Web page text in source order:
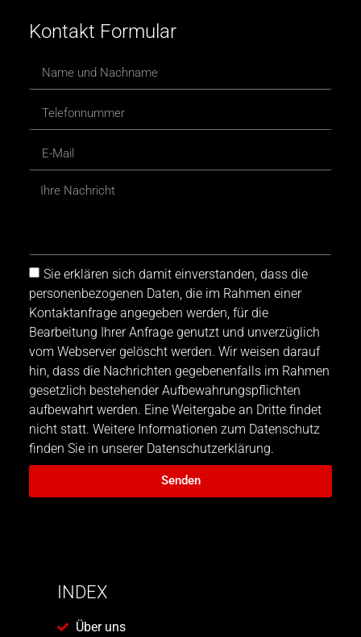
Kontakt Formular
Sie erklären sich damit einverstanden, dass die
personenbezogenen Daten, die im Rahmen einer
Kontaktanfrage angegeben werden, für die
Bearbeitung Ihrer Anfrage genutzt und unverzüglich
vom Webserver gelöscht werden. Wir weisen darauf
hin, dass die Nachrichten gegebenenfalls im Rahmen
gesetzlich bestehender Aufbewahrungspflichten
aufbewahrt werden. Eine Weitergabe an Dritte findet
nicht statt. Weitere Informationen zum Datenschutz
finden Sie in unserer Datenschutzerklärung.
Senden
INDEX
Über uns